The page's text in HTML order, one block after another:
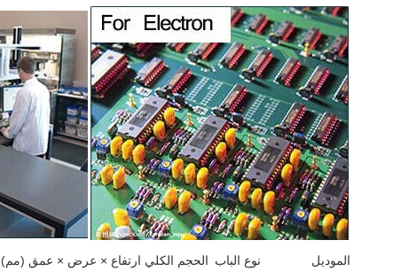
الموديل نوع الباب الحجم الكلي ارتفاع × عرض × عمق (مم)